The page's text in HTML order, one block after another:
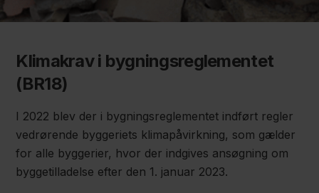
Klimakrav i bygningsreglementet
(BR18)
I 2022 blev der i bygningsreglementet indført regler
vedrørende byggeriets klimapåvirkning, som gælder
for alle byggerier, hvor der indgives ansøgning om
byggetilladelse efter den 1. januar 2023.